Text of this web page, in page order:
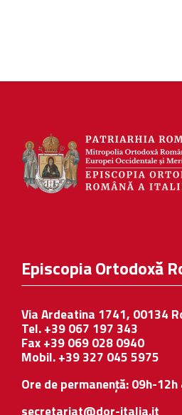
Episcopia Ortodoxă
Via Ardeatina 1741, 00134
Tel. +39 067 197 343
Fax +39 069 028 0940
Mobil. +39 327 045 5975
Ore de permanență: 09h-